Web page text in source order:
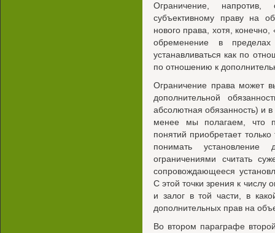
Ограничение,
субъективному праву на
нового права, хотя,
обременение в
устанавливаться как по
по отношению к
Ограничение права может
дополнительной
абсолютная обязанность) и
менее мы полагаем, что
понятий приобретает
понимать
ограничениями считать
сопровождающееся
С этой точки зрения к числу
и залог в той части, в
дополнительных прав на
Во втором параграфе